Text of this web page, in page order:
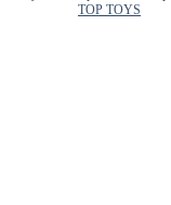
TOP TOYS